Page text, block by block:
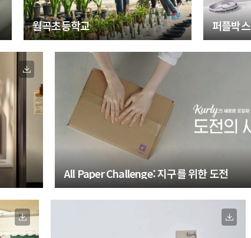
월곡초등학교 퍼플박스
All Paper Challenge: 지구를 위한 도전